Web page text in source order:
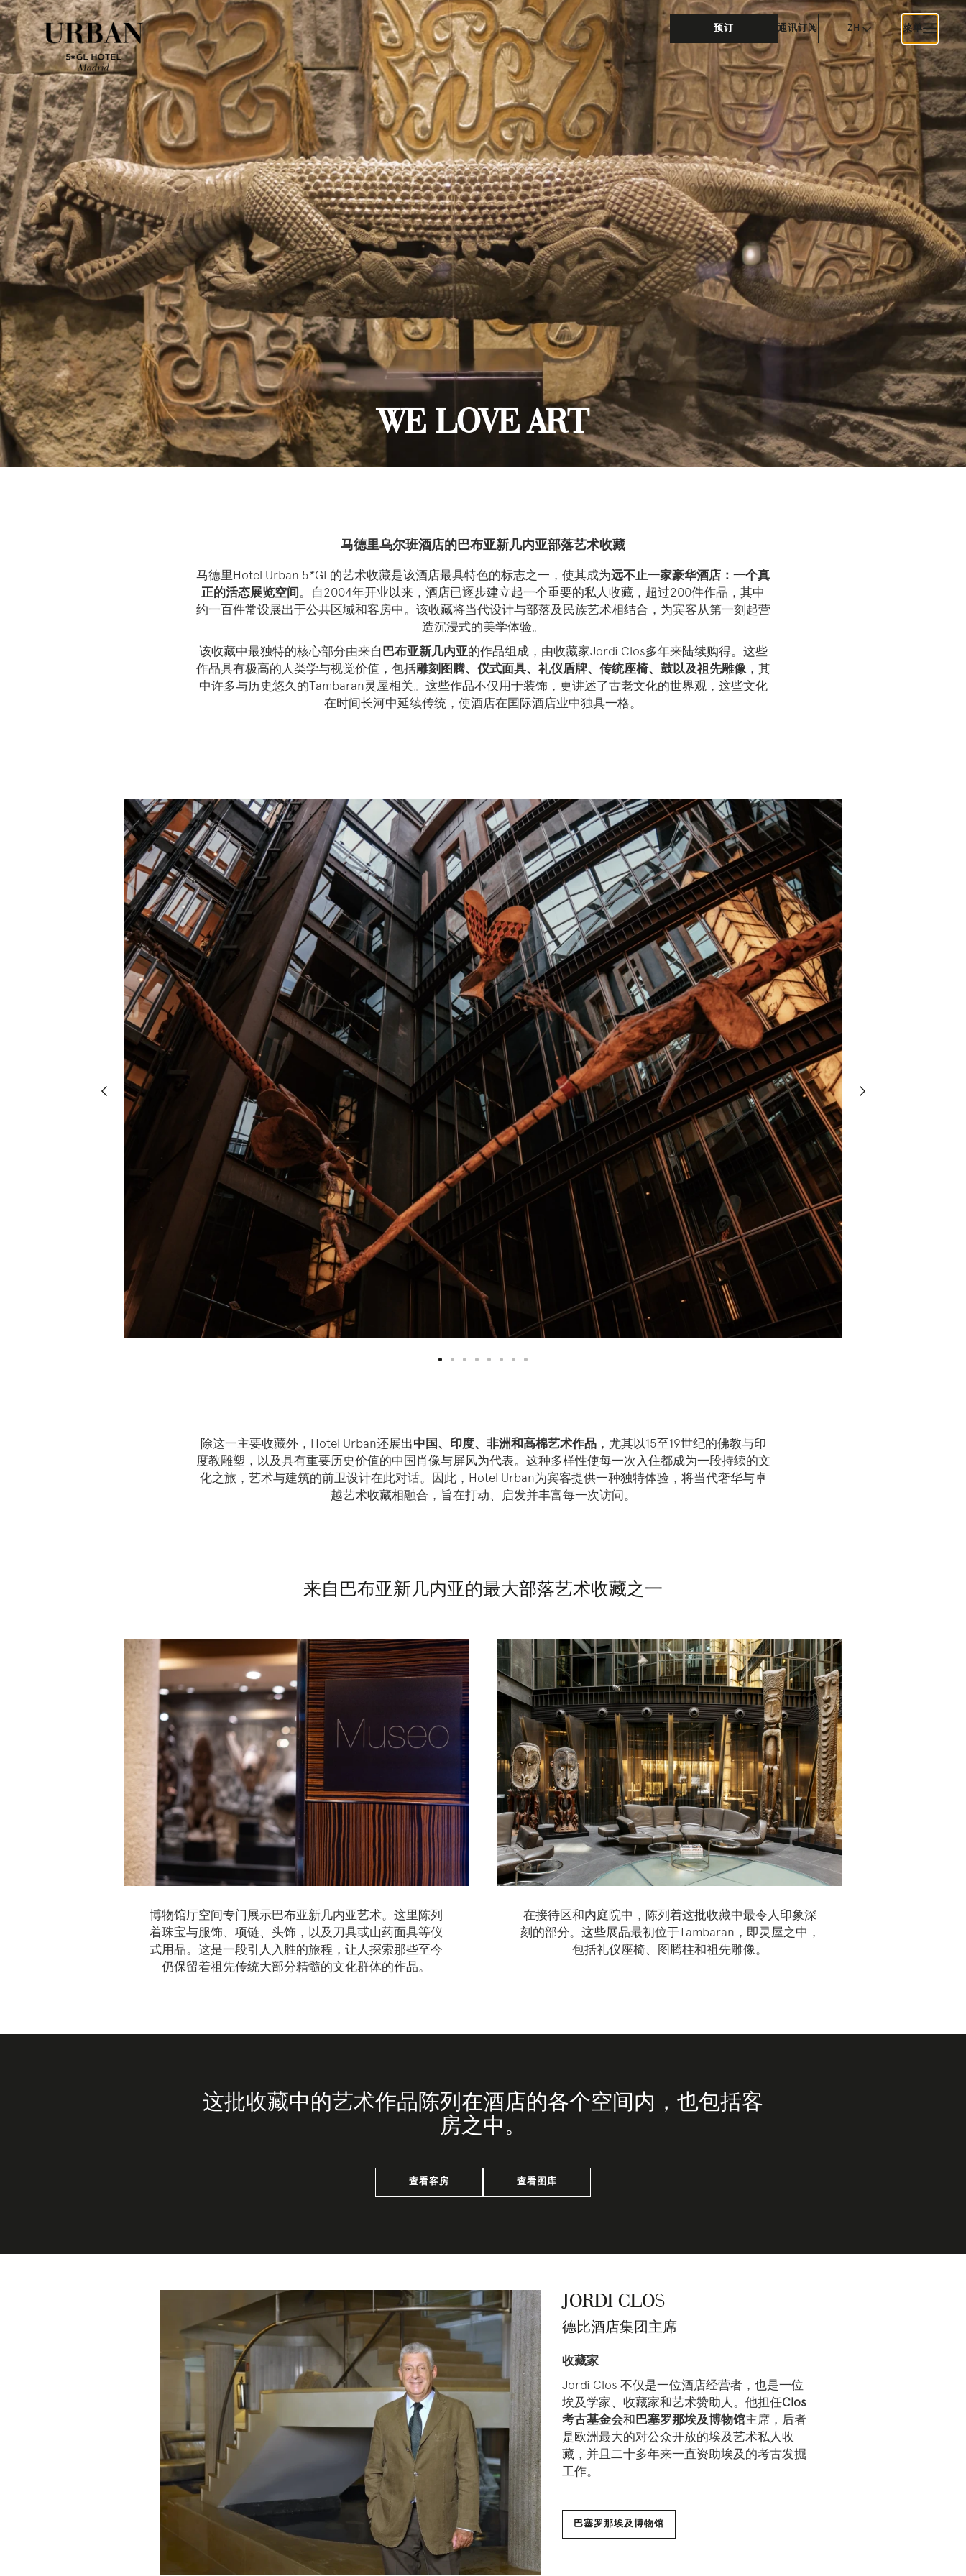
预订 通讯订阅 ZH 菜单
WE LOVE ART
马德里乌尔班酒店的巴布亚新几内亚部落艺术收藏
马德里Hotel Urban 5*GL的艺术收藏是该酒店最具特色的标志之一，使其成为远不止一家豪华酒店：一个真
正的活态展览空间 。自2004年开业以来，酒店已逐步建立起一个重要的私人收藏，超过200件作品，其中
约一百件常设展出于公共区域和客房中。该收藏将当代设计与部落及民族艺术相结合，为宾客从第一刻起营
造沉浸式的美学体验。
该收藏中最独特的核心部分由来自 巴布亚新几内亚的作品组成，由收藏家Jordi Clos多年来陆续购得。这些
作品具有极高的人类学与视觉价值，包括雕刻图腾、仪式面具、礼仪盾牌、传统座椅、鼓以及祖先雕像，其
中许多与历史悠久的Tambaran灵屋相关。这些作品不仅用于装饰，更讲述了古老文化的世界观，这些文化
在时间长河中延续传统，使酒店在国际酒店业中独具一格。
除这一主要收藏外，Hotel Urban还展出 中国、印度、非洲和高棉艺术作品，尤其以15至19世纪的佛教与印
度教雕塑，以及具有重要历史价值的中国肖像与屏风为代表。这种多样性使每一次入住都成为一段持续的文
化之旅，艺术与建筑的前卫设计在此对话。因此，Hotel Urban为宾客提供一种独特体验，将当代奢华与卓
越艺术收藏相融合，旨在打动、启发并丰富每一次访问。
来自巴布亚新几内亚的最大部落艺术收藏之一
博物馆厅空间专门展示巴布亚新几内亚艺术。这里陈列
着珠宝与服饰、项链、头饰，以及刀具或山药面具等仪
式用品。这是一段引人入胜的旅程，让人探索那些至今
仍保留着祖先传统大部分精髓的文化群体的作品。
在接待区和内庭院中，陈列着这批收藏中最令人印象深
刻的部分。这些展品最初位于Tambaran，即灵屋之中，
包括礼仪座椅、图腾柱和祖先雕像。
这批收藏中的艺术作品陈列在酒店的各个空间内，也包括客
房之中。
查看客房 查看图库
JORDI CLOS
德比酒店集团主席
收藏家
Jordi Clos 不仅是一位酒店经营者，也是一位
埃及学家、收藏家和艺术赞助人。他担任Clos
考古基金会和 巴塞罗那埃及博物馆主席，后者
是欧洲最大的对公众开放的埃及艺术私人收
藏，并且二十多年来一直资助埃及的考古发掘
工作。
巴塞罗那埃及博物馆